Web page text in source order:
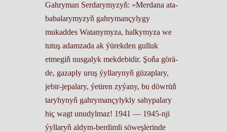
Gahryman Serdarymyzyň: «Merdana ata-
babalarymyzyň gahrymançylygy
mukaddes Watanymyza, halkymyza we
tutuş adamzada ak ýürekden gulluk
etmegiň nusgalyk mekdebidir. Şoňa görä-
de, gazaply uruş ýyllarynyň güzaplary,
jebir-jepalary, ýetiren zyýany, bu döwrüň
taryhynyň gahrymançylykly sahypalary
hiç wagt unudylmaz! 1941 — 1945-nji
ýyllaryň aldym-berdimli söweşlerinde